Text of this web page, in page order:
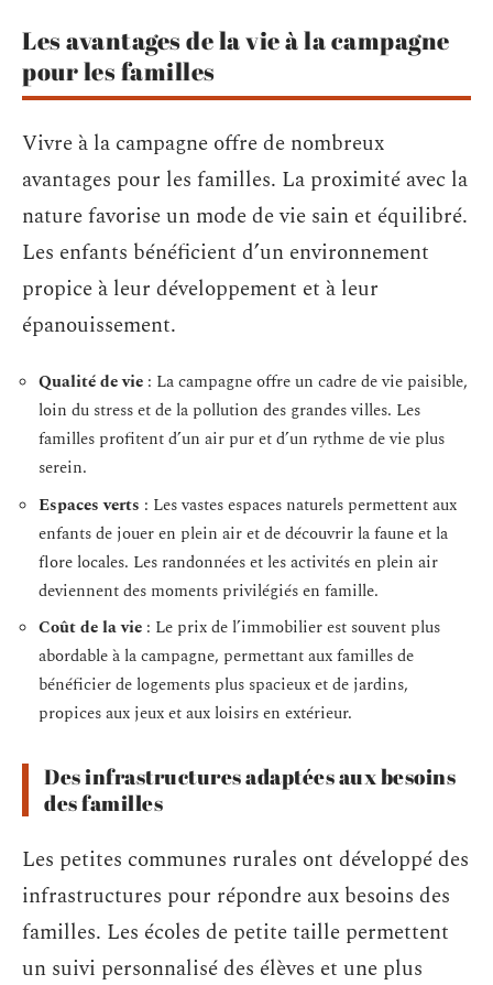
Les avantages de la vie à la campagne
pour les familles
Vivre à la campagne offre de nombreux
avantages pour les familles. La proximité avec la
nature favorise un mode de vie sain et équilibré.
Les enfants bénéficient d’un environnement
propice à leur développement et à leur
épanouissement.
Qualité de vie : La campagne offre un cadre de vie paisible,
loin du stress et de la pollution des grandes villes. Les
familles profitent d’un air pur et d’un rythme de vie plus
serein.
Espaces verts : Les vastes espaces naturels permettent aux
enfants de jouer en plein air et de découvrir la faune et la
flore locales. Les randonnées et les activités en plein air
deviennent des moments privilégiés en famille.
Coût de la vie : Le prix de l’immobilier est souvent plus
abordable à la campagne, permettant aux familles de
bénéficier de logements plus spacieux et de jardins,
propices aux jeux et aux loisirs en extérieur.
Des infrastructures adaptées aux besoins
des familles
Les petites communes rurales ont développé des
infrastructures pour répondre aux besoins des
familles. Les écoles de petite taille permettent
un suivi personnalisé des élèves et une plus